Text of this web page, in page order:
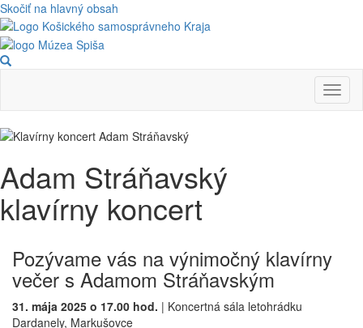
Skočiť na hlavný obsah
Adam Stráňavský
klavírny koncert
Pozývame vás na výnimočný klavírny
večer s Adamom Stráňavským
31. mája 2025 o 17.00 hod. | Koncertná sála letohrádku
Dardanely, Markušovce